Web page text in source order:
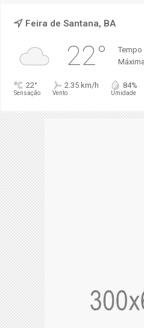
Feira de Santana, BA
22°
22°
Sensação
2.35 km/h
Vento
84%
Umidade